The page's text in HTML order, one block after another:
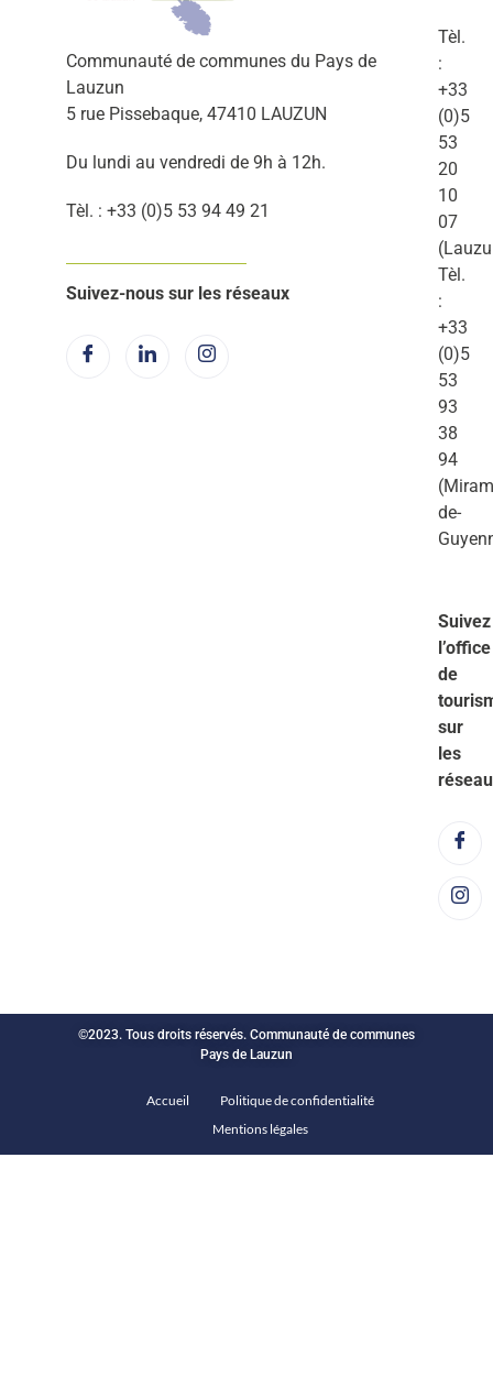
Communauté de communes du Pays de
Lauzun
5 rue Pissebaque, 47410 LAUZUN
Du lundi au vendredi de 9h à 12h.
Tèl. : +33 (0)5 53 94 49 21
Suivez-nous sur les réseaux
Tèl.
:
+33
(0)5
53
20
10
07
Tèl.
:
+33
(0)5
53
93
38
94
de-
Suivez
l’office
de
sur
les
©2023. Tous droits réservés. Communauté de communes
Pays de Lauzun
Accueil
Politique de confidentialité
Mentions légales